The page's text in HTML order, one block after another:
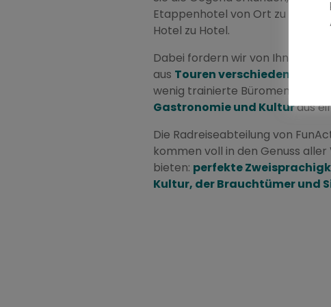
Etappenhotel von Ort zu Ort. So
Hotel zu Hotel.
Dabei fordern wir von Ihnen
aus Touren verschiedener
wenig trainierte Büromenschen
Gastronomie und Kulturaus
Die Radreiseabteilung von
kommen voll in den Genuss
bieten: perfekte
Kultur, der Brauchtümer und